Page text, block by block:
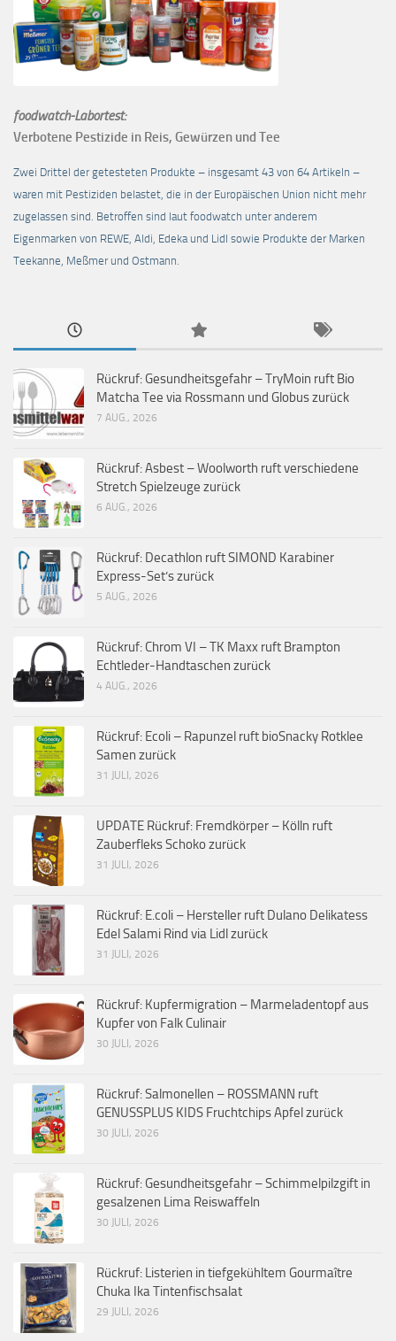
foodwatch-Labortest:
Verbotene Pestizide in Reis, Gewürzen und Tee
Zwei Drittel der getesteten Produkte – insgesamt 43 von 64 Artikeln –
waren mit Pestiziden belastet, die in der Europäischen Union nicht mehr
zugelassen sind. Betroffen sind laut foodwatch unter anderem
Eigenmarken von REWE, Aldi, Edeka und Lidl sowie Produkte der Marken
Teekanne, Meßmer und Ostmann.
Rückruf: Gesundheitsgefahr – TryMoin ruft Bio
Matcha Tee via Rossmann und Globus zurück
7 AUG., 2026
Rückruf: Asbest – Woolworth ruft verschiedene
Stretch Spielzeuge zurück
6 AUG., 2026
Rückruf: Decathlon ruft SIMOND Karabiner
Express-Set’s zurück
5 AUG., 2026
Rückruf: Chrom VI – TK Maxx ruft Brampton
Echtleder-Handtaschen zurück
4 AUG., 2026
Rückruf: Ecoli – Rapunzel ruft bioSnacky Rotklee
Samen zurück
31 JULI, 2026
UPDATE Rückruf: Fremdkörper – Kölln ruft
Zauberfleks Schoko zurück
31 JULI, 2026
Rückruf: E.coli – Hersteller ruft Dulano Delikatess
Edel Salami Rind via Lidl zurück
31 JULI, 2026
Rückruf: Kupfermigration – Marmeladentopf aus
Kupfer von Falk Culinair
30 JULI, 2026
Rückruf: Salmonellen – ROSSMANN ruft
GENUSSPLUS KIDS Fruchtchips Apfel zurück
30 JULI, 2026
Rückruf: Gesundheitsgefahr – Schimmelpilzgift in
gesalzenen Lima Reiswaffeln
30 JULI, 2026
Rückruf: Listerien in tiefgekühltem Gourmaître
Chuka Ika Tintenfischsalat
29 JULI, 2026